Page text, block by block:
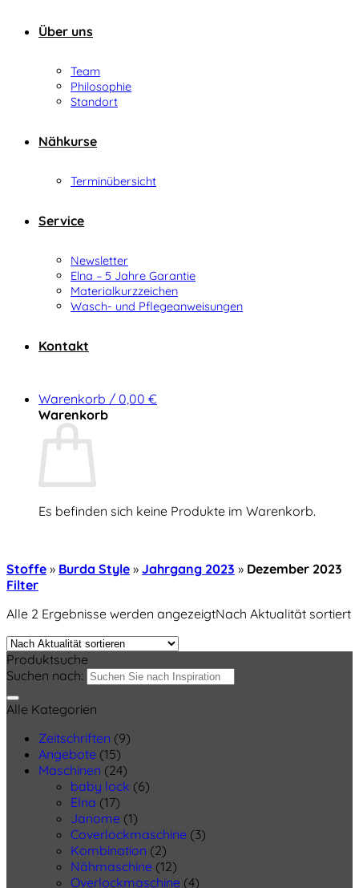
Über uns
Team
Philosophie
Standort
Nähkurse
Terminübersicht
Service
Newsletter
Elna – 5 Jahre Garantie
Materialkurzzeichen
Wasch- und Pflegeanweisungen
Kontakt
Warenkorb / 0,00 €
Warenkorb
Es befinden sich keine Produkte im Warenkorb.
Stoffe » Burda Style » Jahrgang 2023 » Dezember 2023
Filter
Alle 2 Ergebnisse werden angezeigtNach Aktualität sortiert
Produktsuche
Suchen nach:
Alle Kategorien
Zeitschriften (9)
Angebote (15)
Maschinen (24)
baby lock (6)
Elna (17)
Janome (1)
Coverlockmaschine (3)
Kombination (2)
Nähmaschine (12)
Overlockmaschine (4)